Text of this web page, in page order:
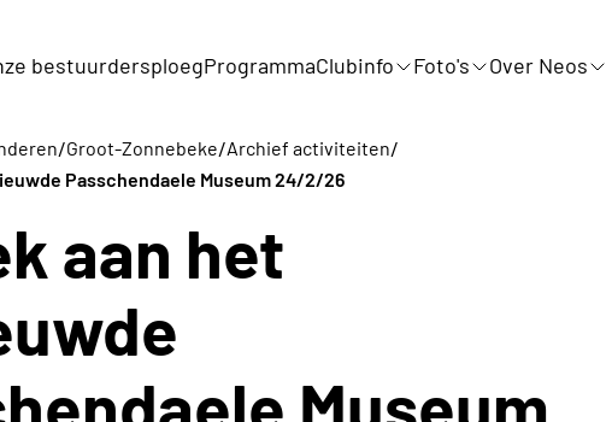
bestuurdersploegProgrammaClubinfo Foto's Over Neos
/Groot-Zonnebeke/Archief activiteiten/
Passchendaele Museum 24/2/26
aan het
Museum